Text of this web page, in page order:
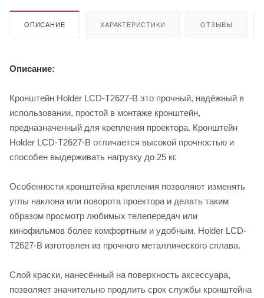
ОПИСАНИЕ ХАРАКТЕРИСТИКИ ОТЗЫВЫ
Описание:
Кронштейн Holder LCD-T2627-B это прочный, надёжный в
использовании, простой в монтаже кронштейн,
предназначенный для крепления проектора. Кронштейн
Holder LCD-T2627-B отличается высокой прочностью и
способен выдерживать нагрузку до 25 кг.
Особенности кронштейна крепления позволяют изменять
углы наклона или поворота проектора и делать таким
образом просмотр любимых телепередач или
кинофильмов более комфортным и удобным. Holder LCD-
T2627-B изготовлен из прочного металлического сплава.
Слой краски, нанесённый на поверхность аксессуара,
позволяет значительно продлить срок службы кронштейна